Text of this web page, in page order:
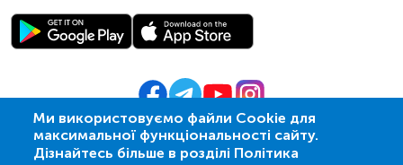
Ми використовуємо файли Cookie для
максимальної функціональності сайту.
Дізнайтесь більше в розділі Політика
© 2009- 2026 | ПСМЛ «Ескулаб»